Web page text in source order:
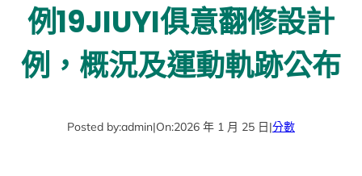
例19JIUYI俱意翻修設計
例，概況及運動軌跡公布
Posted by:admin|On:2026 年 1 月 25 日|分數